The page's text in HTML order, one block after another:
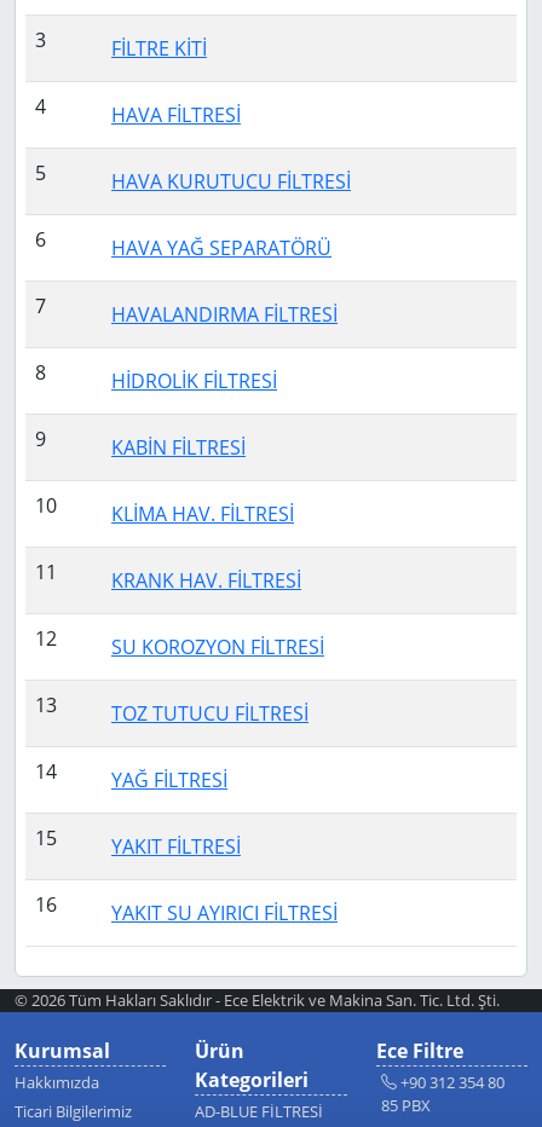
3 FİLTRE KİTİ
4 HAVA FİLTRESİ
5 HAVA KURUTUCU FİLTRESİ
6 HAVA YAĞ SEPARATÖRÜ
7 HAVALANDIRMA FİLTRESİ
8 HİDROLİK FİLTRESİ
9 KABİN FİLTRESİ
10 KLİMA HAV. FİLTRESİ
11 KRANK HAV. FİLTRESİ
12 SU KOROZYON FİLTRESİ
13 TOZ TUTUCU FİLTRESİ
14 YAĞ FİLTRESİ
15 YAKIT FİLTRESİ
16 YAKIT SU AYIRICI FİLTRESİ
© 2026 Tüm Hakları Saklıdır - Ece Elektrik ve Makina San. Tic. Ltd. Şti.
Kurumsal
Hakkımızda
Ticari Bilgilerimiz
Ürün
Kategorileri
AD-BLUE FİLTRESİ
Ece Filtre
+90 312 354 80
85 PBX